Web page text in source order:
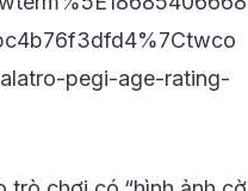
pegi-age-rating-